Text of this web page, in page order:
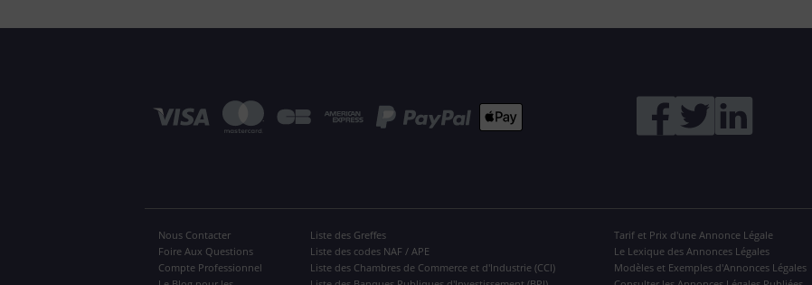
Nous Contacter
Foire Aux Questions
Compte Professionnel
Liste des Greffes
Liste des codes NAF / APE
Liste des Chambres de Commerce et d'Industrie (CCI)
Tarif et Prix d'une Annonce Légale
Le Lexique des Annonces Légales
Modèles et Exemples d'Annonces Légales